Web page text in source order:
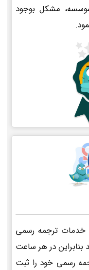
مشکل بوجود
خدمات ترجمه رسمی
نماید بنابراین در هر ساعت
رسمی خود را ثبت